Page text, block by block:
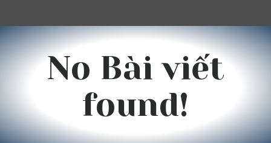
No Bài viết
found!